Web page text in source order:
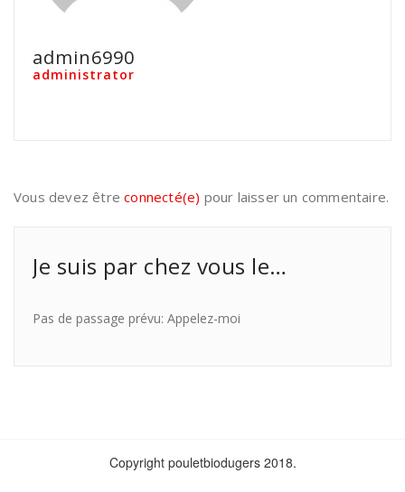
admin6990
administrator
Vous devez êtreconnecté(e) pour laisser un commentaire.
Je suis par chez vous le…
Pas de passage prévu: Appelez-moi
Copyright pouletbiodugers 2018.